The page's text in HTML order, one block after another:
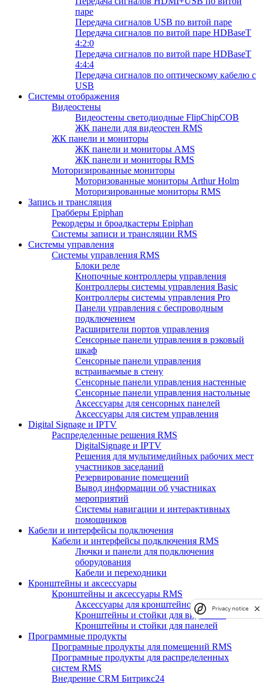
паре
Передача сигналов USB по витой паре
Передача сигналов по витой паре HDBaseT
4:2:0
Передача сигналов по витой паре HDBaseT
4:4:4
Передача сигналов по оптическому кабелю с
USB
Системы отображения
Видеостены
Видеостены светодиодные FlipChipCOB
ЖК панели для видеостен RMS
ЖК панели и мониторы
ЖК панели и мониторы AMS
ЖК панели и мониторы RMS
Моторизированные мониторы
Моторизованные мониторы Arthur Holm
Моторизированные мониторы RMS
Запись и трансляция
Грабберы Epiphan
Рекордеры и броадкастеры Epiphan
Системы записи и трансляции RMS
Системы управления
Системы управления RMS
Блоки реле
Кнопочные контроллеры управления
Контроллеры системы управления Basic
Контроллеры системы управления Pro
Панели управления с беспроводным
подключением
Расширители портов управления
Сенсорные панели управления в рэковый
шкаф
Сенсорные панели управления
встраиваемые в стену
Сенсорные панели управления настенные
Сенсорные панели управления настольные
Аксессуары для сенсорных панелей
Аксессуары для систем управления
Digital Signage и IPTV
Распределенные решения RMS
DigitalSignage и IPTV
Решения для мультимедийных рабочих мест
участников заседаний
Резервирование помещений
Вывод информации об участниках
мероприятий
Системы навигации и интерактивных
помощников
Кабели и интерфейсы подключения
Кабели и интерфейсы подключения RMS
Лючки и панели для подключения
оборудования
Кабели и переходники
Кронштейны и аксессуары
Кронштейны и аксессуары RMS
Аксессуары для кронштейнов и стоек
Кронштейны и стойки для видеостен
Кронштейны и стойки для панелей
Программные продукты
Програмные продукты для помещений RMS
Програмные продукты для распределенных
систем RMS
Внедрение CRM Битрикс24
Privacy notice